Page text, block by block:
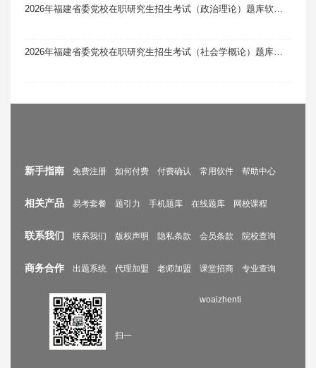
新手指南 免费注册 如何付费 付费确认 常用软件 帮助中心
相关产品 易考套餐 题引力 手机题库 在线题库 网校课程
联系我们 联系我们 版权声明 隐私条款 会员条款 院校查询
商务合作 出题系统 代理加盟 老师加盟 课堂招商 专业查询
扫一
woaizhenti